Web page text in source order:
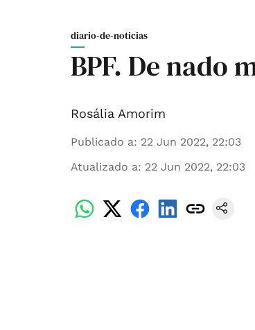
diario-de-noticias
BPF. De nado
Rosália Amorim
Publicado a: 22 Jun 2022, 22:03
Atualizado a: 22 Jun 2022, 22:03